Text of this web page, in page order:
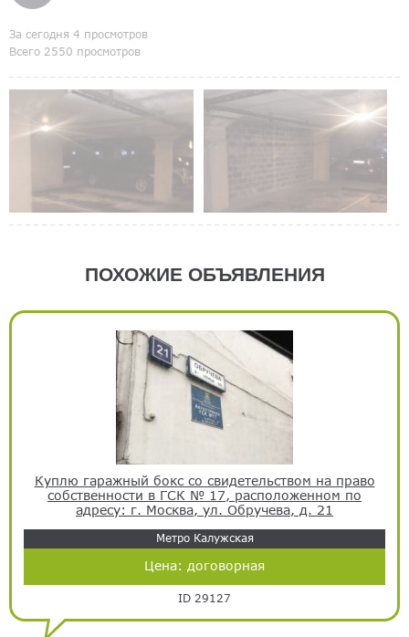
За сегодня 4 просмотров
Всего 2550 просмотров
ПОХОЖИЕ ОБЪЯВЛЕНИЯ
Куплю гаражный бокс со свидетельством на право
собственности в ГСК № 17, расположенном по
адресу: г. Москва, ул. Обручева, д. 21
Метро Калужская
Цена: договорная
ID 29127